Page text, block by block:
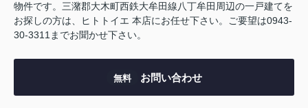
物件です。三潴郡大木町西鉄大牟田線八丁牟田周辺の一戸建てを
お探しの方は、ヒトトイエ 本店にお任せ下さい。ご要望は0943-
30-3311までお聞かせ下さい。
無料 お問い合わせ